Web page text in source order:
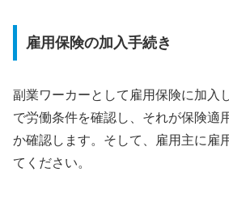
雇用保険の加入手続き
副業ワーカーとして雇用保険に加入
で労働条件を確認し、それが保険適
か確認します。そして、雇用主に雇
てください。